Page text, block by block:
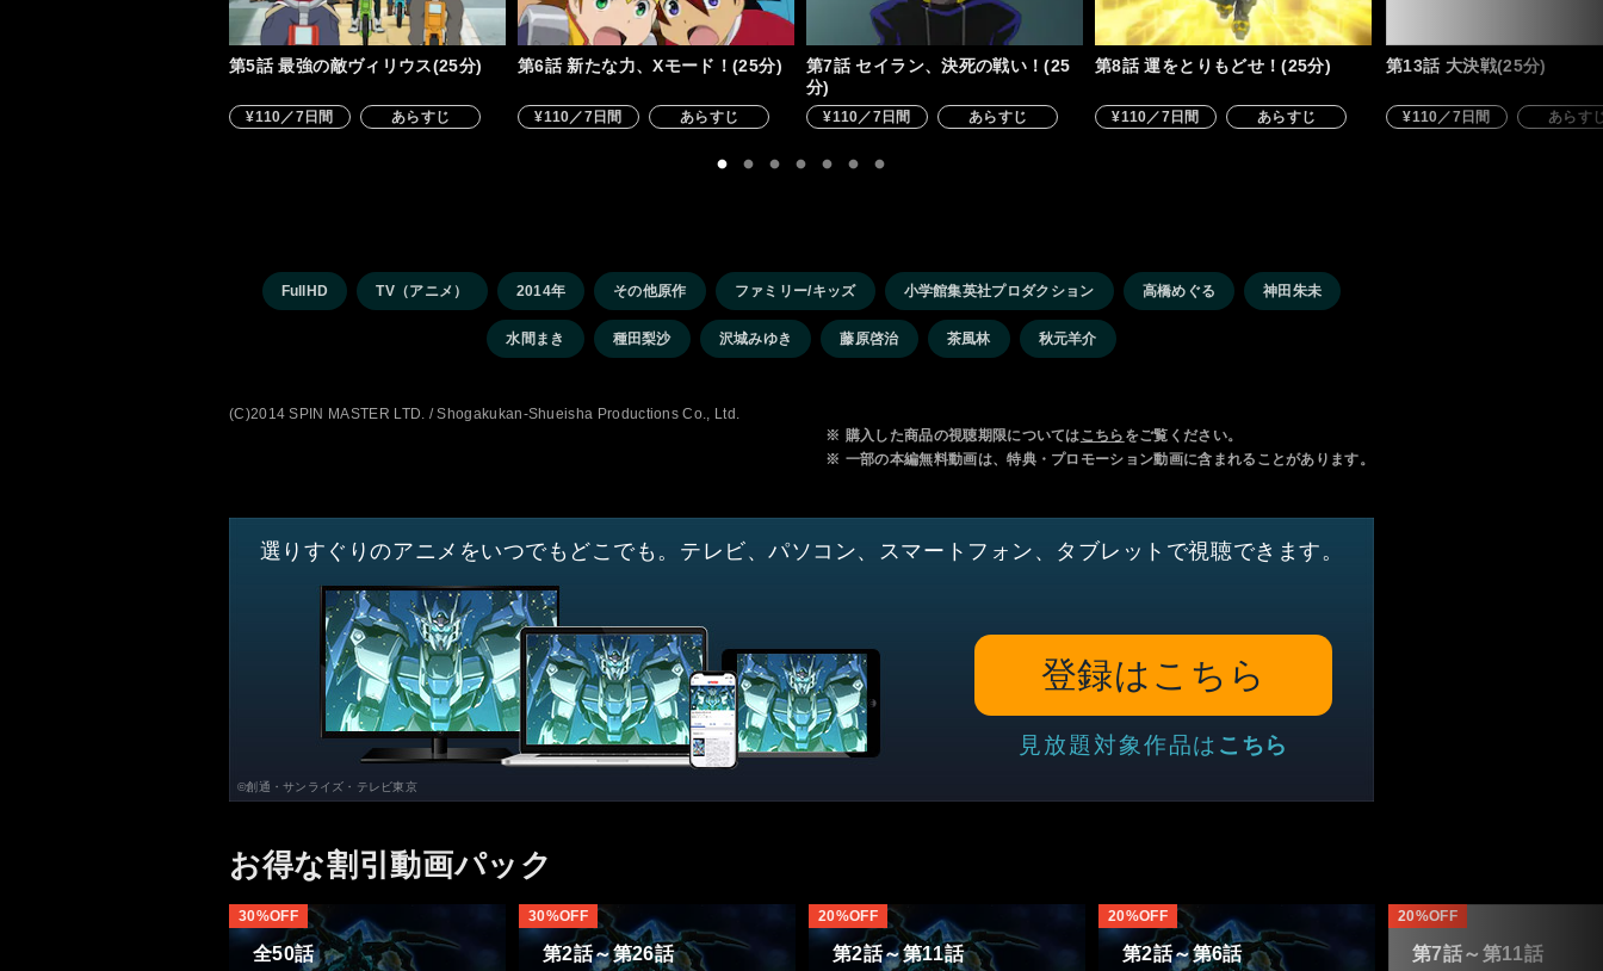
第5話 最強の敵ヴィリウス(25分)
¥110／7日間 あらすじ
第6話 新たな力、Xモード！(25分)
¥110／7日間 あらすじ
第7話 セイラン、決死の戦い！(25
分)
¥110／7日間 あらすじ
第8話 運をとりもどせ！(25分)
¥110／7日間 あらすじ
第13話 大決戦(25分)
¥110／7日間 あらす
FullHD TV（アニメ） 2014年 その他原作 ファミリー/キッズ 小学館集英社プロダクション 高橋めぐる 神田朱未
水間まき 種田梨沙 沢城みゆき 藤原啓治 茶風林 秋元羊介
(C)2014 SPIN MASTER LTD. / Shogakukan-Shueisha Productions Co., Ltd.
※ 購入した商品の視聴期限についてはこちら をご覧ください。
※ 一部の本編無料動画は、特典・プロモーション動画に含まれることがあります。
選りすぐりのアニメをいつでもどこでも。テレビ、パソコン、スマートフォン、タブレットで視聴できます。
登録はこちら
見放題対象作品は こちら
©創通・サンライズ・テレビ東京
お得な割引動画パック
全50話
30%OFF
第2話～第26話
30%OFF
第2話～第11話
20%OFF
第2話～第6話
20%OFF
第7話～第11話
20%OFF